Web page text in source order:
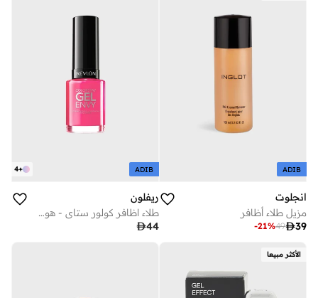
ADIB
انجلوت
مزيل طلاء أظافر
39
49
-21%
+
4 ADIB
ريفلون
طلاء اظافر كولور ستاي - هوت هاند
44
الأكثر مبيعا